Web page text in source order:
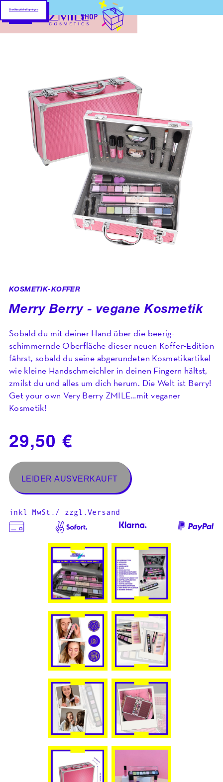
Zum Hauptinhalt springen
SHOP
KOSMETIK-KOFFER
Merry Berry - vegane Kosmetik
Sobald du mit deiner Hand über die beerig-
schimmernde Oberfläche dieser neuen Koffer-Edition
fährst, sobald du seine abgerundeten Kosmetikartikel
wie kleine Handschmeichler in deinen Fingern hältst,
zmilst du und alles um dich herum. Die Welt ist Berry!
Get your own Very Berry ZMILE…mit veganer
Kosmetik!
inkl MwSt./ zzgl.Versand